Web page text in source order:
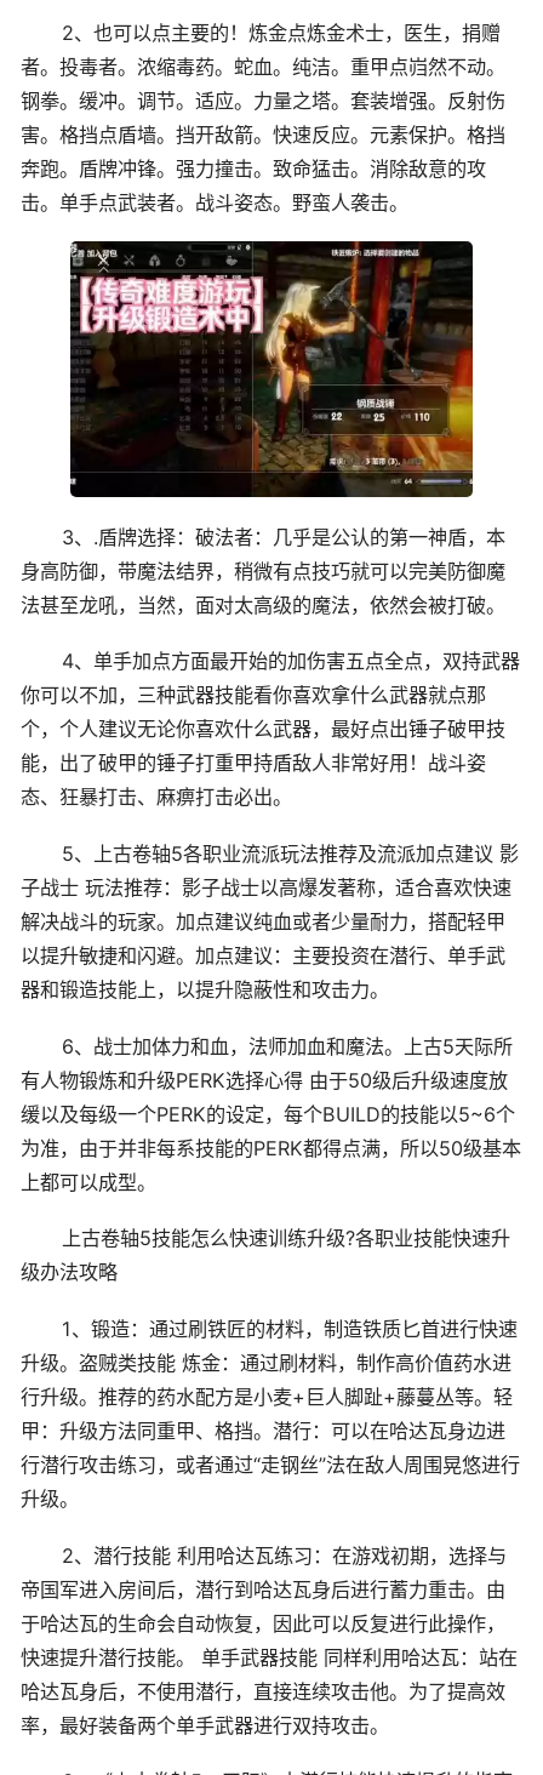
2、也可以点主要的！炼金点炼金术士，医生，捐赠
者。投毒者。浓缩毒药。蛇血。纯洁。重甲点岿然不动。
钢拳。缓冲。调节。适应。力量之塔。套装增强。反射伤
害。格挡点盾墙。挡开敌箭。快速反应。元素保护。格挡
奔跑。盾牌冲锋。强力撞击。致命猛击。消除敌意的攻
击。单手点武装者。战斗姿态。野蛮人袭击。
3、.盾牌选择：破法者：几乎是公认的第一神盾，本
身高防御，带魔法结界，稍微有点技巧就可以完美防御魔
法甚至龙吼，当然，面对太高级的魔法，依然会被打破。
4、单手加点方面最开始的加伤害五点全点，双持武器
你可以不加，三种武器技能看你喜欢拿什么武器就点那
个，个人建议无论你喜欢什么武器，最好点出锤子破甲技
能，出了破甲的锤子打重甲持盾敌人非常好用！战斗姿
态、狂暴打击、麻痹打击必出。
5、上古卷轴5各职业流派玩法推荐及流派加点建议 影
子战士 玩法推荐：影子战士以高爆发著称，适合喜欢快速
解决战斗的玩家。加点建议纯血或者少量耐力，搭配轻甲
以提升敏捷和闪避。加点建议：主要投资在潜行、单手武
器和锻造技能上，以提升隐蔽性和攻击力。
6、战士加体力和血，法师加血和魔法。上古5天际所
有人物锻炼和升级PERK选择心得 由于50级后升级速度放
缓以及每级一个PERK的设定，每个BUILD的技能以5~6个
为准，由于并非每系技能的PERK都得点满，所以50级基本
上都可以成型。
上古卷轴5技能怎么快速训练升级?各职业技能快速升
级办法攻略
1、锻造：通过刷铁匠的材料，制造铁质匕首进行快速
升级。盗贼类技能 炼金：通过刷材料，制作高价值药水进
行升级。推荐的药水配方是小麦+巨人脚趾+藤蔓丛等。轻
甲：升级方法同重甲、格挡。潜行：可以在哈达瓦身边进
行潜行攻击练习，或者通过“走钢丝”法在敌人周围晃悠进行
升级。
2、潜行技能 利用哈达瓦练习：在游戏初期，选择与
帝国军进入房间后，潜行到哈达瓦身后进行蓄力重击。由
于哈达瓦的生命会自动恢复，因此可以反复进行此操作，
快速提升潜行技能。 单手武器技能 同样利用哈达瓦：站在
哈达瓦身后，不使用潜行，直接连续攻击他。为了提高效
率，最好装备两个单手武器进行双持攻击。